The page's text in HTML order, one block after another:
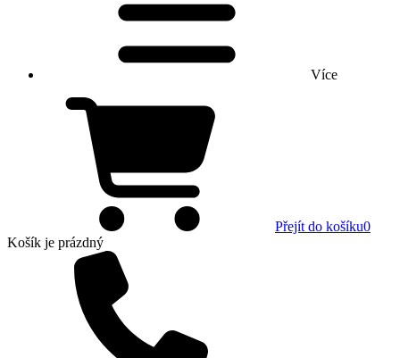
Více
Přejít do košíku0
Košík je prázdný